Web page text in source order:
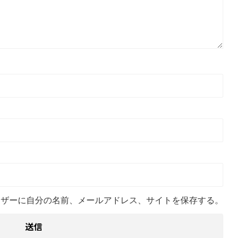
ーに自分の名前、メールアドレス、サイトを保存する。